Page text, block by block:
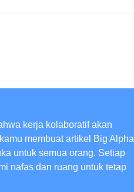
kerja kolaboratif akan
membuat artikel Big Alpha
untuk semua orang. Setiap
nafas dan ruang untuk tetap